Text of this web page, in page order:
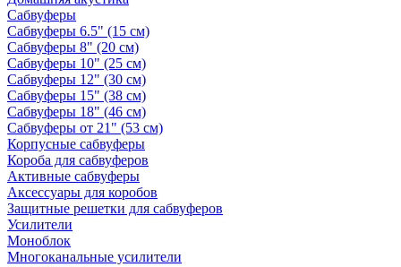
Сабвуферы
Сабвуферы 6.5" (15 см)
Сабвуферы 8" (20 см)
Сабвуферы 10" (25 см)
Сабвуферы 12" (30 см)
Сабвуферы 15" (38 см)
Сабвуферы 18" (46 см)
Сабвуферы от 21" (53 см)
Корпусные сабвуферы
Короба для сабвуферов
Активные сабвуферы
Аксессуары для коробов
Защитные решетки для сабвуферов
Усилители
Моноблок
Многоканальные усилители